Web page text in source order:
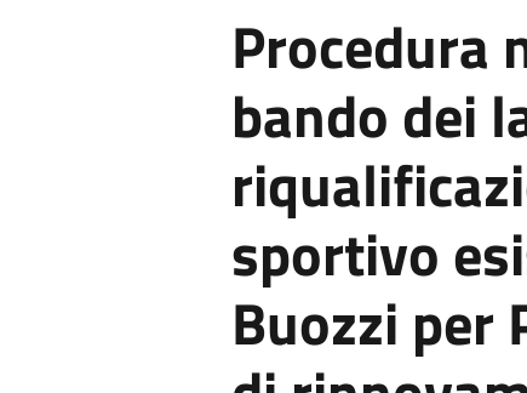
Procedura
bando dei
sportivo
Buozzi per